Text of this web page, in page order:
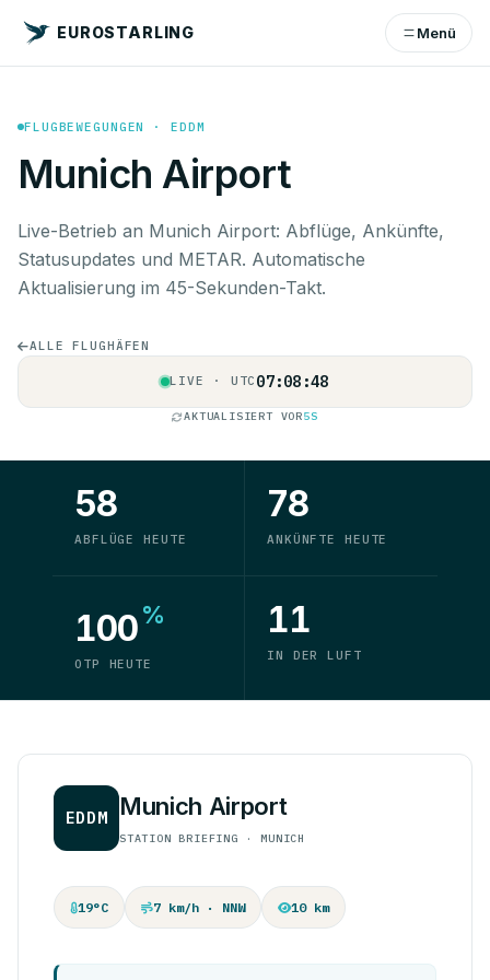
EUROSTARLING Menü
FLUGBEWEGUNGEN · EDDM
Munich Airport
Live-Betrieb an Munich Airport: Abflüge, Ankünfte,
Statusupdates und METAR. Automatische
Aktualisierung im 45-Sekunden-Takt.
ALLE FLUGHÄFEN
LIVE · UTC 07:08:49
AKTUALISIERT VOR6S
58
ABFLÜGE HEUTE
78
ANKÜNFTE HEUTE
100%
OTP HEUTE
11
IN DER LUFT
EDDM Munich Airport
STATION BRIEFING · MUNICH
19°C 7 km/h · NNW 10 km